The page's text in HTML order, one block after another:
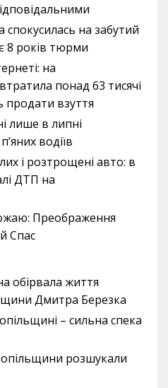
спокусилась на забутий
8 років тюрми
на
понад 63 тисячі
продати взуття
лише в липні
водіїв
і розтрощені авто: в
ДТП на
Преображення
Спас
обірвала життя
Дмитра Березка
– сильна спека
розшукали